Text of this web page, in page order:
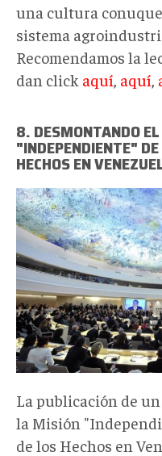
una cultura
sistema
Recomendamos la
dan click aquí aquí
8. DESMONTANDO
"INDEPENDIENTE"
HECHOS EN
La publicación de
la Misión
de los Hechos en